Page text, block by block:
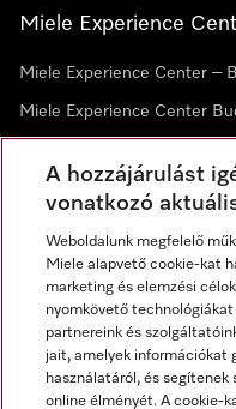
Miele Experience
Miele Experience Center –
Miele Experience Center
Hírlevél
A hozzájárulást
vonatkozó
Weboldalunk megfelelő
Miele alapvető cookie-kat
marketing és elemzési
nyomkövető
partnereink és
jait, amelyek információkat
használatáról, és segítenek
online élményét. A cookie-